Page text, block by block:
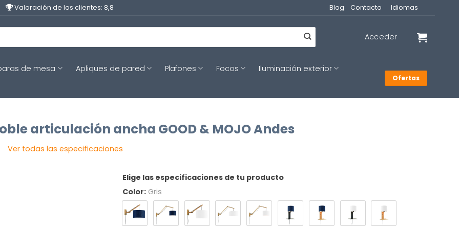
Valoración de los clientes: 8,8 Blog Contacto Idiomas
Acceder
de mesa Apliques de pared Plafones Focos
Iluminación exterior
Ofertas
articulación ancha GOOD & MOJO Andes
Ver todas las especificaciones
Elige las especificaciones de tu producto
Color: Gris